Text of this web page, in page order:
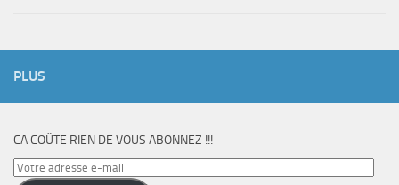
PLUS
CA COÛTE RIEN DE VOUS ABONNEZ !!!
Votre